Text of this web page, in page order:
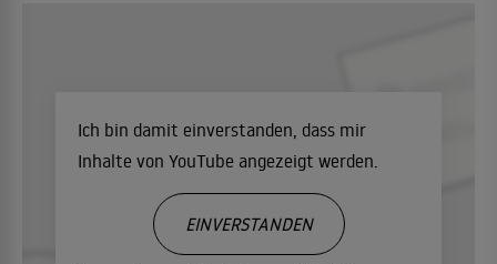
Ich bin damit einverstanden, dass mir
Inhalte von YouTube angezeigt werden.
EINVERSTANDEN